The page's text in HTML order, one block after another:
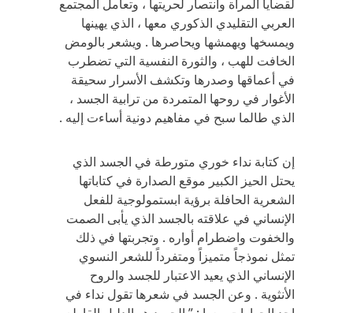
لقضايا المرأة وانتصار لحريتها ، وتعامل المجتمع
العربي التقليدي الذكوري معها ، الذي يهينها
ويمسخها ويهمشها ويحاصرها . ويشعر بالومض
الخافت للهب ، والثورة النفسية التي تضطرب
في أعماقها وصدرها وتكشف الأسرار سحيقة
الأغوار في روحها المتمردة من ترابية الجسد ،
الذي طالما سبح في مفاهيم دونية أساءت إليه .
إن كتابة نداء خوري متورطة في الجسد الذي
يحتل الحيز الكبير موقع الصدارة في كتاباتها
الشعرية الحافلة برؤية ابستمولوجية للفعل
الإنساني في علاقته بالجسد الذي يأبى الصمت
والخفوت واضطرام أواره . وتجربتها في ذلك
تمثل نموذجاً متميزاً ومتفرداً للشعر النسوي
الإنساني الذي يعيد الاعتبار للجسد والروح
الأنثوية . وعن الجسد في شعرها تقول نداء في